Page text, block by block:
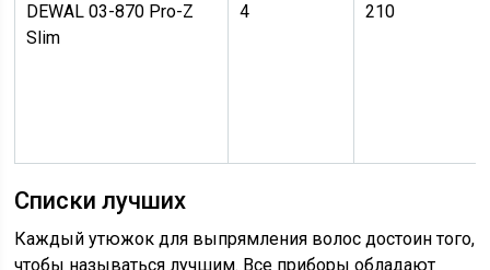
DEWAL 03-870 Pro-Z
Slim
4 210
Списки лучших
Каждый утюжок для выпрямления волос достоин того,
чтобы называться лучшим. Все приборы обладают